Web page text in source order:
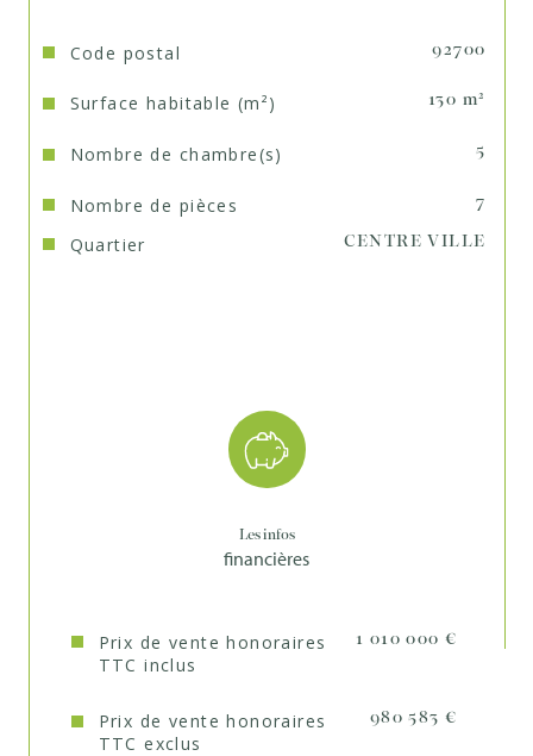
(lavabo) offre un espace cocooning ou bureau au calme.
En entre-sol : un studio indépendant avec salle d’eau
, idéal
une pièce de rangement et une chaufferie.
vous permet de donner vie à tous vos projets, qu’ils soient
familiaux, professionnels ou locatifs.
Une maison à la
Code postal 92700
Surface habitable (m²) 130 m²
Nombre de chambre(s) 5
Nombre de pièces 7
Quartier CENTRE VILLE
Les infos
financières
Prix de vente honoraires
TTC inclus
1 010 000 €
Prix de vente honoraires
TTC exclus
980 583 €